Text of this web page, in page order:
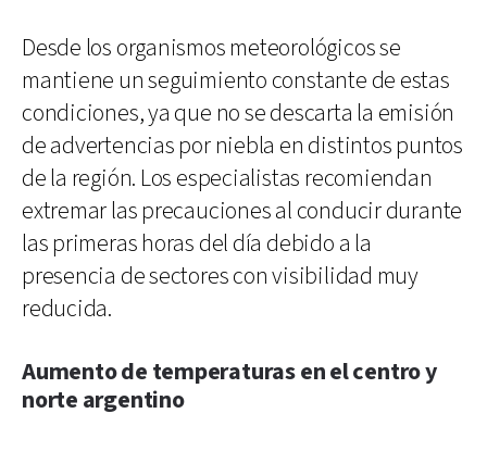
Desde los organismos meteorológicos se
mantiene un seguimiento constante de estas
condiciones, ya que no se descarta la emisión
de advertencias por niebla en distintos puntos
de la región. Los especialistas recomiendan
extremar las precauciones al conducir durante
las primeras horas del día debido a la
presencia de sectores con visibilidad muy
reducida.
Aumento de temperaturas en el centro y
norte argentino